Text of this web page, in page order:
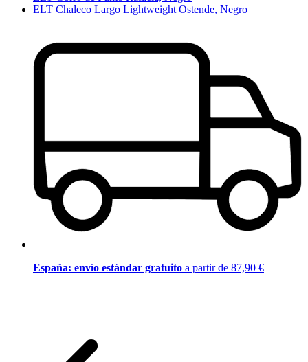
ELT Chaleco Largo Lightweight Ostende, Negro
España: envío estándar gratuito a partir de 87,90 €